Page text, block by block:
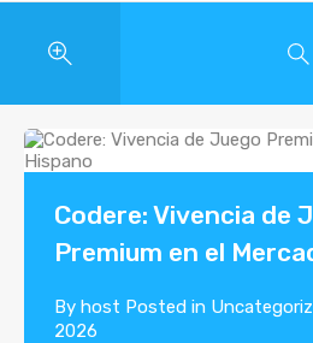
Codere: Vivencia de
Premium en el
By host Posted in
2026